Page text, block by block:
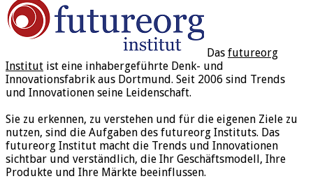
Das futureorg
Institut ist eine inhabergeführte Denk- und
Innovationsfabrik aus Dortmund. Seit 2006 sind Trends
und Innovationen seine Leidenschaft.
Sie zu erkennen, zu verstehen und für die eigenen Ziele zu
nutzen, sind die Aufgaben des futureorg Instituts. Das
futureorg Institut macht die Trends und Innovationen
sichtbar und verständlich, die Ihr Geschäftsmodell, Ihre
Produkte und Ihre Märkte beeinflussen.